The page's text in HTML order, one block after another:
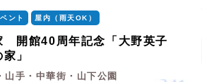
ント 屋内（雨天OK）
開館40周年記念「大野英子
」
山手・中華街・山下公園